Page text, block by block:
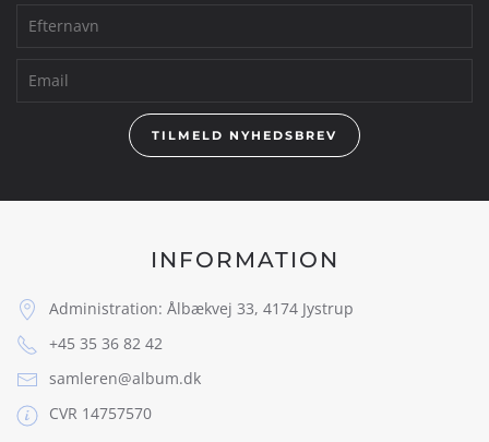
TILMELD NYHEDSBREV
INFORMATION
Administration: Ålbækvej 33, 4174 Jystrup
+45 35 36 82 42
samleren@album.dk
CVR 14757570